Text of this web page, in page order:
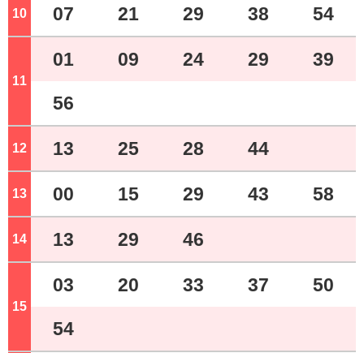
10 07 21 29 38 54
11
01 09 24 29 39
56
12 13 25 28 44
13 00 15 29 43 58
14 13 29 46
15
03 20 33 37 50
54